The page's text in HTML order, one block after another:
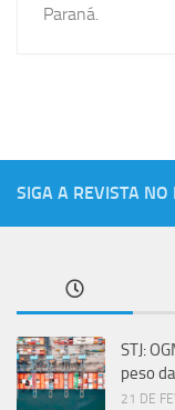
Paraná.
SIGA A REVISTA NO
STJ:
peso
21 DE